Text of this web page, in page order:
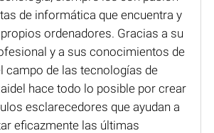
de informática que encuentra y
ordenadores. Gracias a su
y a sus conocimientos de
campo de las tecnologías de
hace todo lo posible por crear
esclarecedores que ayudan a
eficazmente las últimas